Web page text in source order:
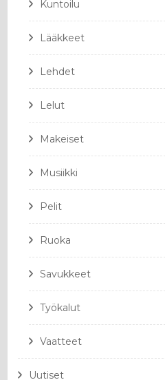
Kuntoilu
Lääkkeet
Lehdet
Lelut
Makeiset
Musiikki
Pelit
Ruoka
Savukkeet
Työkalut
Vaatteet
Uutiset